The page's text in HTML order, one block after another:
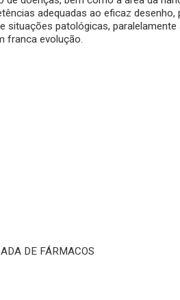
adequadas ao eficaz desenho,
patológicas, paralelamente
franca evolução.
DE FÁRMACOS